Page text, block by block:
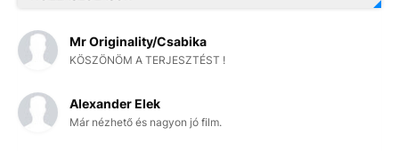
Mr Originality/Csabika
KÖSZÖNÖM A TERJESZTÉST !
Alexander Elek
Már nézhető és nagyon jó film.